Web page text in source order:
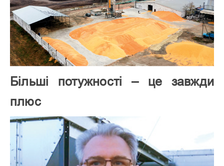
Більші потужності – це завжди
плюс